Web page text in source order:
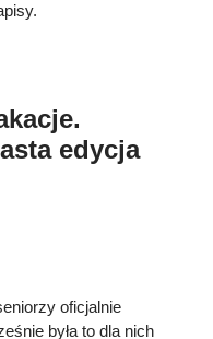
edycja
oficjalnie
była to dla nich